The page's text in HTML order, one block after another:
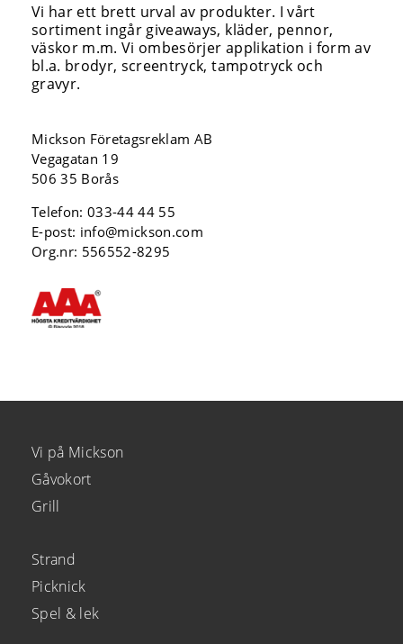
Vi har ett brett urval av produkter. I vårt
sortiment ingår giveaways, kläder, pennor,
väskor m.m. Vi ombesörjer applikation i form av
bl.a. brodyr, screentryck, tampotryck och
gravyr.
Mickson Företagsreklam AB
Vegagatan 19
506 35 Borås
Telefon:033-44 44 55
E-post: info@mickson.com
Org.nr: 556552-8295
Vi på Mickson
Gåvokort
Grill
Strand
Picknick
Spel & lek